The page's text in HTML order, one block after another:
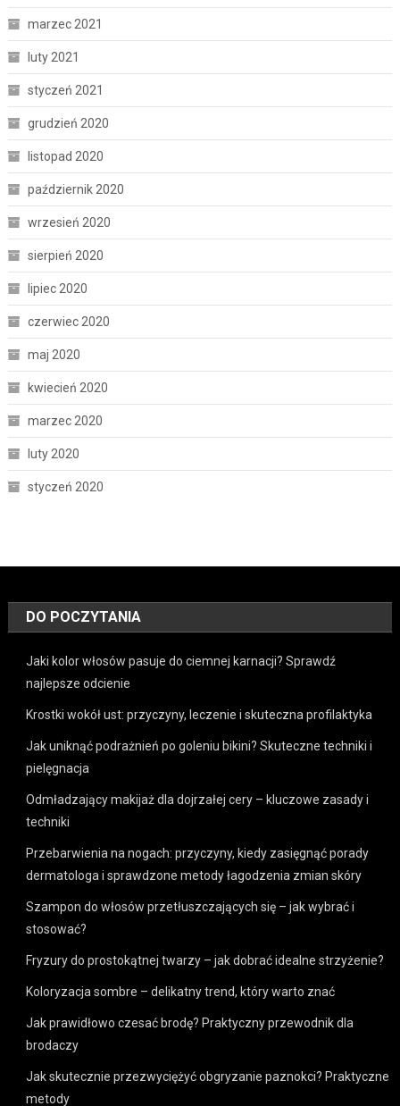
marzec 2021
luty 2021
styczeń 2021
grudzień 2020
listopad 2020
październik 2020
wrzesień 2020
sierpień 2020
lipiec 2020
czerwiec 2020
maj 2020
kwiecień 2020
marzec 2020
luty 2020
styczeń 2020
DO POCZYTANIA
Jaki kolor włosów pasuje do ciemnej karnacji? Sprawdź
najlepsze odcienie
Krostki wokół ust: przyczyny, leczenie i skuteczna profilaktyka
Jak uniknąć podrażnień po goleniu bikini? Skuteczne techniki i
pielęgnacja
Odmładzający makijaż dla dojrzałej cery – kluczowe zasady i
techniki
Przebarwienia na nogach: przyczyny, kiedy zasięgnąć porady
dermatologa i sprawdzone metody łagodzenia zmian skóry
Szampon do włosów przetłuszczających się – jak wybrać i
stosować?
Fryzury do prostokątnej twarzy – jak dobrać idealne strzyżenie?
Koloryzacja sombre – delikatny trend, który warto znać
Jak prawidłowo czesać brodę? Praktyczny przewodnik dla
brodaczy
Jak skutecznie przezwyciężyć obgryzanie paznokci? Praktyczne
metody